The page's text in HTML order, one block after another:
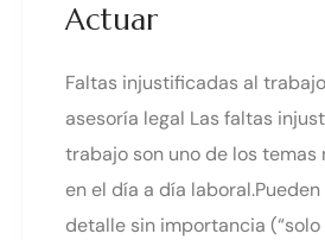
Actuar
Faltas injustificadas al
asesoría legal Las faltas
trabajo son uno de los temas
en el día a día
detalle sin importancia